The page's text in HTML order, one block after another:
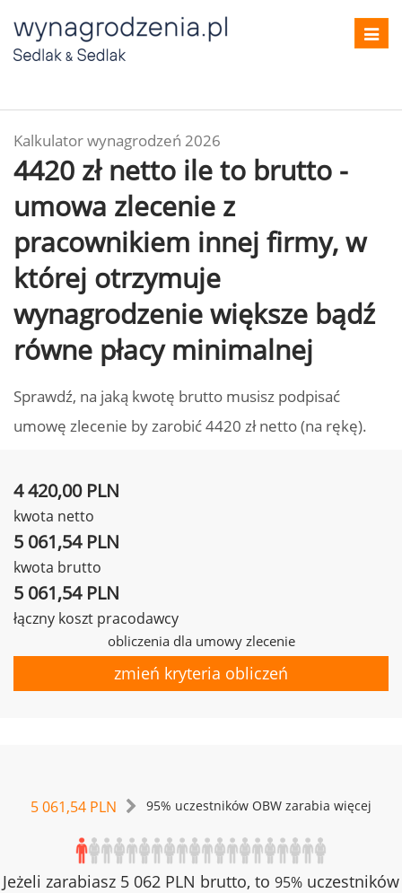
Kalkulator wynagrodzeń 2026
4420 zł netto ile to brutto -
umowa zlecenie z
pracownikiem innej firmy, w
której otrzymuje
wynagrodzenie większe bądź
równe płacy minimalnej
Sprawdź, na jaką kwotę brutto musisz podpisać
umowę zlecenie by zarobić 4420 zł netto (na rękę).
4 420,00 PLN
kwota netto
5 061,54 PLN
kwota brutto
5 061,54 PLN
łączny koszt pracodawcy
obliczenia dla umowy zlecenie
zmień kryteria obliczeń
5 061,54 PLN 95% uczestników OBW zarabia więcej
Jeżeli zarabiasz 5 062 PLN brutto, to 95% uczestników